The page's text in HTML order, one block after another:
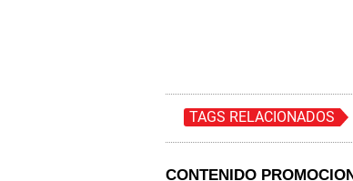
TAGS RELACIONADOS